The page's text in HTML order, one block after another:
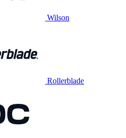
Wilson
Rollerblade